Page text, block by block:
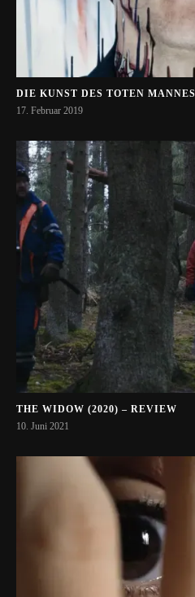
DIE KUNST DES TOTEN
17. Februar 2019
THE WIDOW (2020) – REVIEW
10. Juni 2021